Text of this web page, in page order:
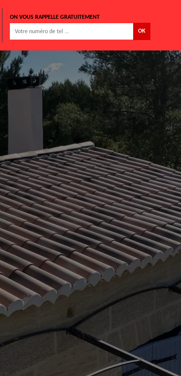
ON VOUS RAPPELLE GRATUITEMENT